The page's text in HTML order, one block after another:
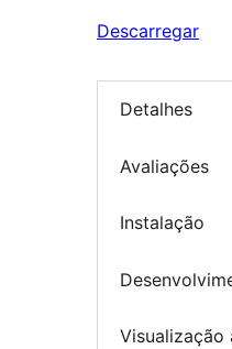
Descarregar
Detalhes
Avaliações
Instalação
Visualização